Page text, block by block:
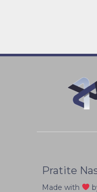
Pratite
Made with